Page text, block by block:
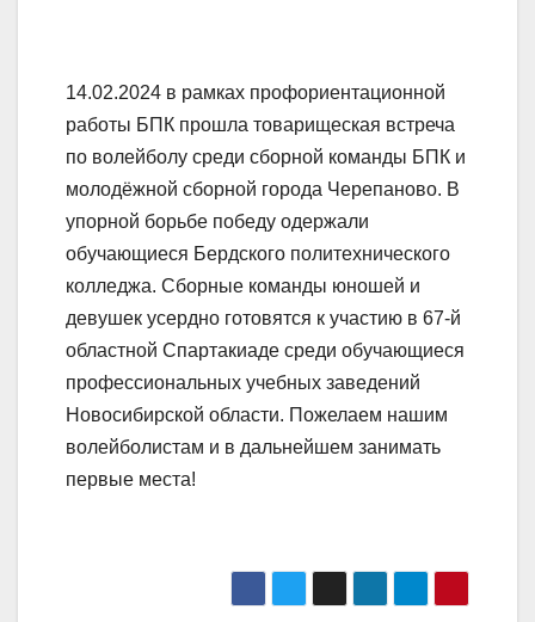
14.02.2024 в рамках профориентационной
работы БПК прошла товарищеская встреча
по волейболу среди сборной команды БПК и
молодёжной сборной города Черепаново. В
упорной борьбе победу одержали
обучающиеся Бердского политехнического
колледжа. Сборные команды юношей и
девушек усердно готовятся к участию в 67-й
областной Спартакиаде среди обучающиеся
профессиональных учебных заведений
Новосибирской области. Пожелаем нашим
волейболистам и в дальнейшем занимать
первые места!